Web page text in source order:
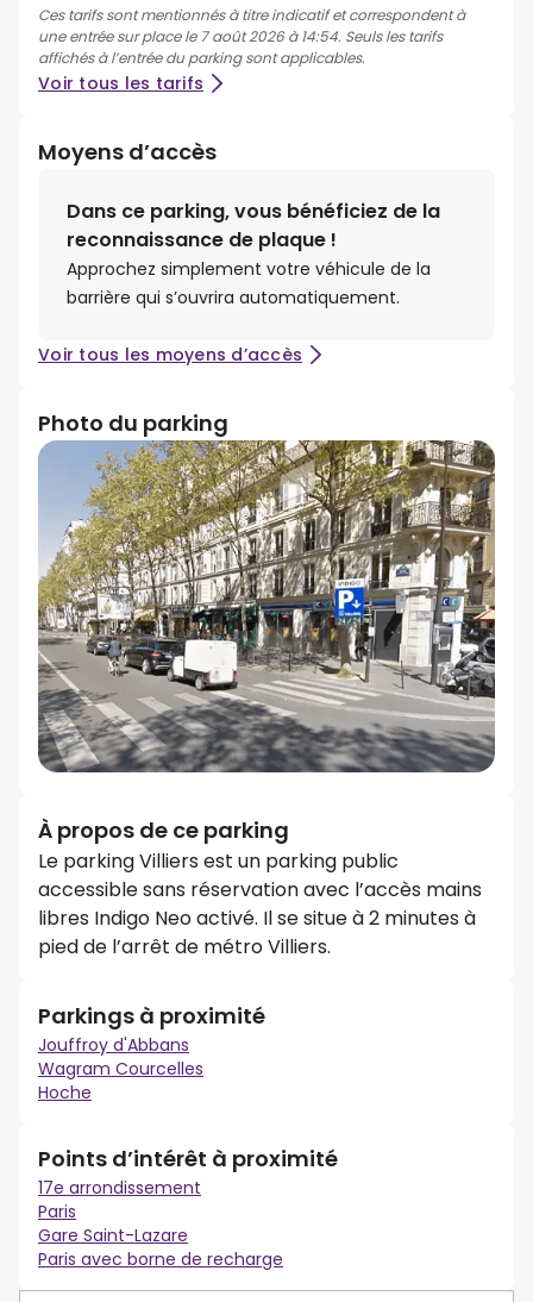
Ces tarifs sont mentionnés à titre indicatif et correspondent à
une entrée sur place le 7 août 2026 à 14:54. Seuls les tarifs
affichés à l’entrée du parking sont applicables.
Voir tous les tarifs
Moyens d’accès
Dans ce parking, vous bénéficiez de la
reconnaissance de plaque !
Approchez simplement votre véhicule de la
barrière qui s’ouvrira automatiquement.
Voir tous les moyens d’accès
Photo du parking
À propos de ce parking
Le parking Villiers est un parking public
accessible sans réservation avec l’accès mains
libres Indigo Neo activé. Il se situe à 2 minutes à
pied de l’arrêt de métro Villiers.
Parkings à proximité
Jouffroy d'Abbans
Wagram Courcelles
Hoche
Points d’intérêt à proximité
17e arrondissement
Paris
Gare Saint-Lazare
Paris avec borne de recharge